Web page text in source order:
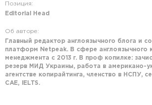
Позиция:
Editorial Head
Об авторе:
Главный редактор англоязычного блога и
платформ Netpeak. В сфере англоязычного
менеджмента с 2013 г. В проф копилке:
резерв МИД Украины, работа в американо-
агентстве копирайтинга, членство в НСПУ,
CAE, IELTS.